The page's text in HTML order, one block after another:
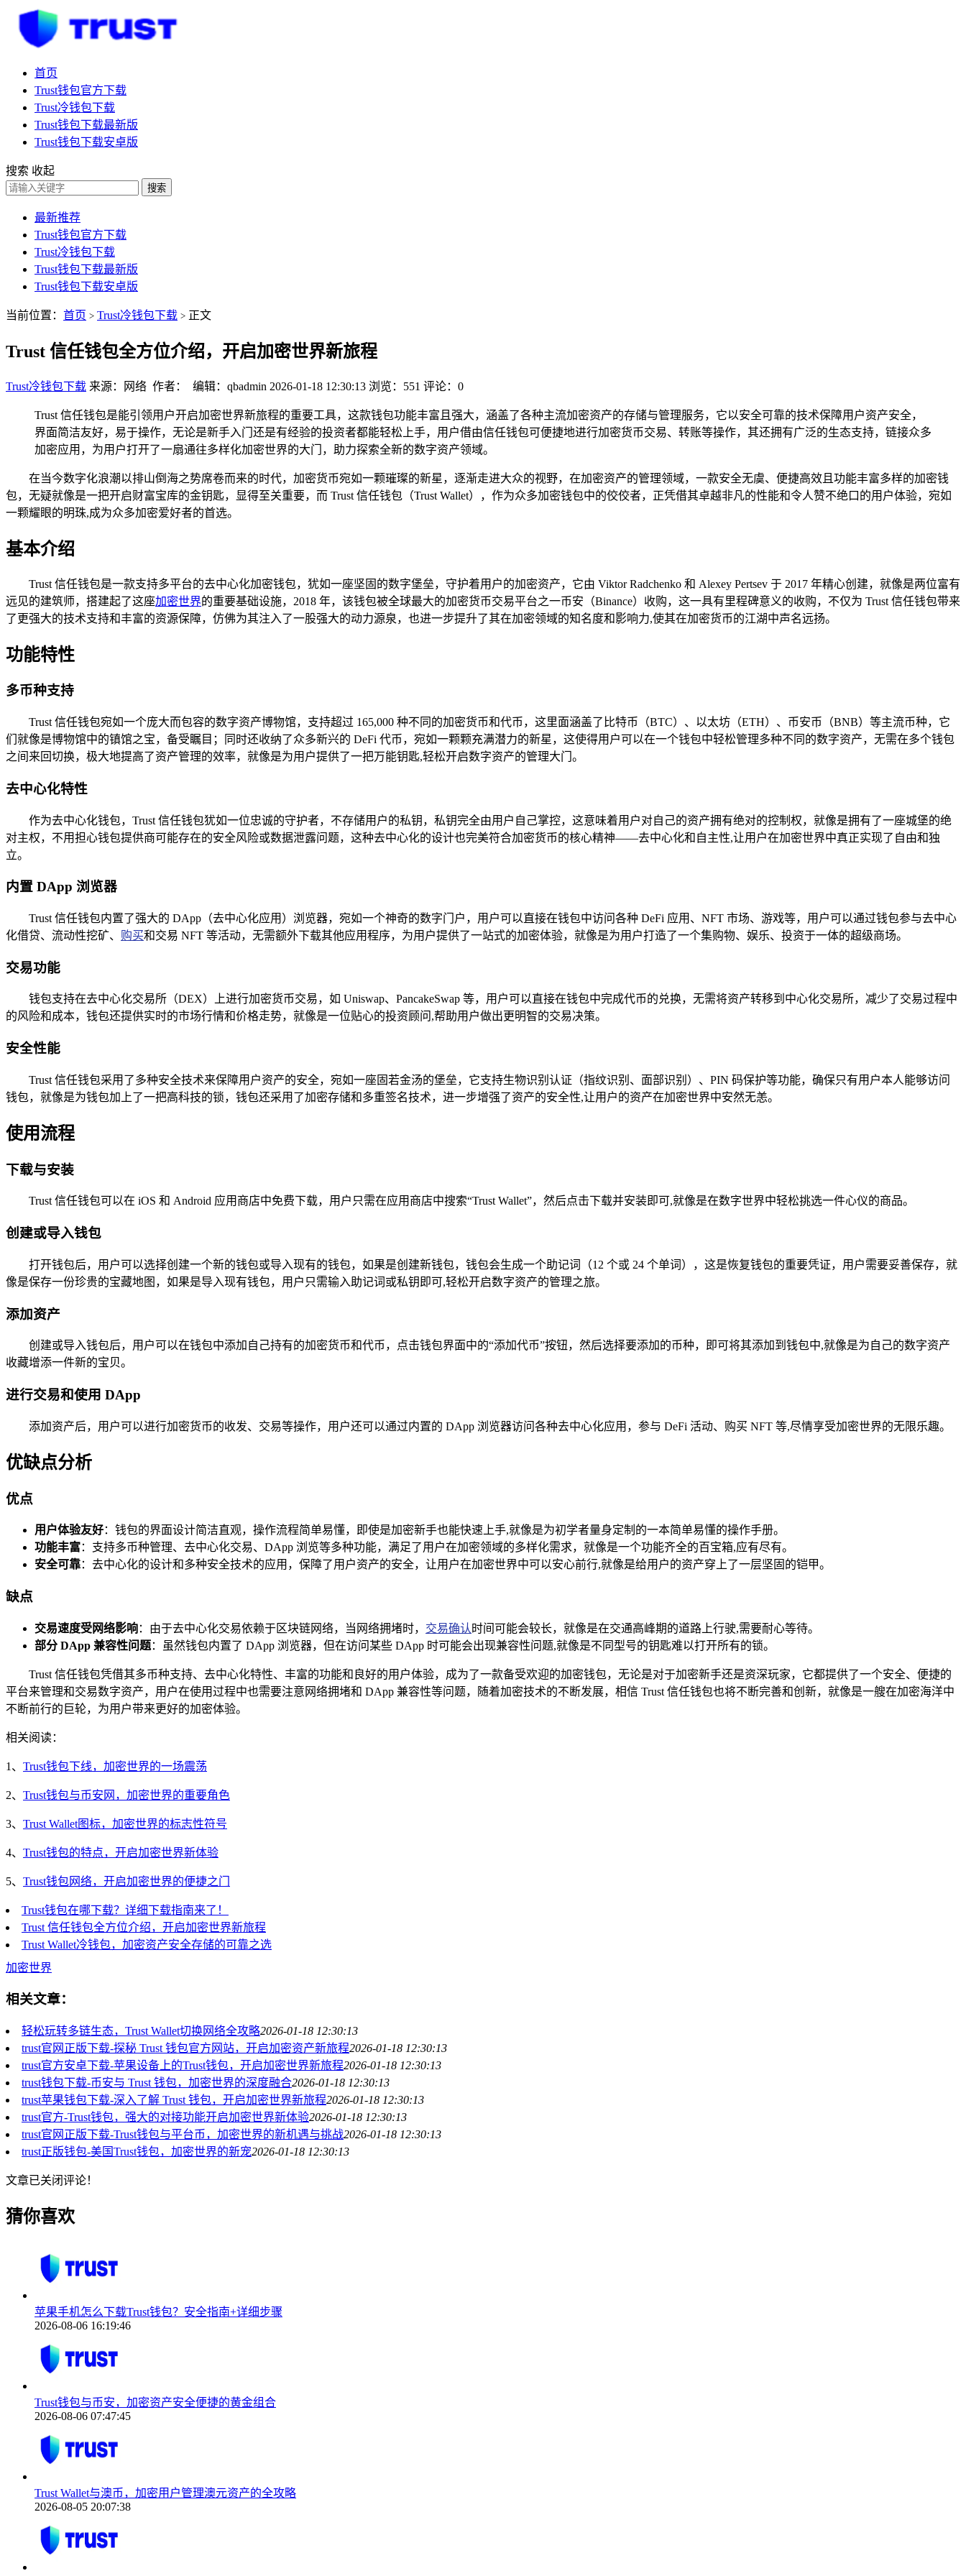
首页
Trust钱包官方下载
Trust冷钱包下载
Trust钱包下载最新版
Trust钱包下载安卓版
搜索 收起
搜索
最新推荐
Trust钱包官方下载
Trust冷钱包下载
Trust钱包下载最新版
Trust钱包下载安卓版
当前位置： 首页 > Trust冷钱包下载 > 正文
Trust 信任钱包全方位介绍，开启加密世界新旅程
Trust冷钱包下载 来源：网络 作者： 编辑：qbadmin 2026-01-18 12:30:13 浏览：551 评论：0
Trust 信任钱包是能引领用户开启加密世界新旅程的重要工具，这款钱包功能丰富且强大，涵盖了各种主流加密资产的存储与管理服务，它以安全可靠的技术保障用户资产安全，
界面简洁友好，易于操作，无论是新手入门还是有经验的投资者都能轻松上手，用户借由信任钱包可便捷地进行加密货币交易、转账等操作，其还拥有广泛的生态支持，链接众多
加密应用，为用户打开了一扇通往多样化加密世界的大门，助力探索全新的数字资产领域。
在当今数字化浪潮以排山倒海之势席卷而来的时代，加密货币宛如一颗璀璨的新星，逐渐走进大众的视野，在加密资产的管理领域，一款安全无虞、便捷高效且功能丰富多样的加密钱
包，无疑就像是一把开启财富宝库的金钥匙，显得至关重要，而 Trust 信任钱包（Trust Wallet），作为众多加密钱包中的佼佼者，正凭借其卓越非凡的性能和令人赞不绝口的用户体验，宛如
一颗耀眼的明珠,成为众多加密爱好者的首选。
基本介绍
Trust 信任钱包是一款支持多平台的去中心化加密钱包，犹如一座坚固的数字堡垒，守护着用户的加密资产，它由 Viktor Radchenko 和 Alexey Pertsev 于 2017 年精心创建，就像是两位富有
远见的建筑师，搭建起了这座加密世界的重要基础设施，2018 年，该钱包被全球最大的加密货币交易平台之一币安（Binance）收购，这一具有里程碑意义的收购，不仅为 Trust 信任钱包带来
了更强大的技术支持和丰富的资源保障，仿佛为其注入了一股强大的动力源泉，也进一步提升了其在加密领域的知名度和影响力,使其在加密货币的江湖中声名远扬。
功能特性
多币种支持
Trust 信任钱包宛如一个庞大而包容的数字资产博物馆，支持超过 165,000 种不同的加密货币和代币，这里面涵盖了比特币（BTC）、以太坊（ETH）、币安币（BNB）等主流币种，它
们就像是博物馆中的镇馆之宝，备受瞩目；同时还收纳了众多新兴的 DeFi 代币，宛如一颗颗充满潜力的新星，这使得用户可以在一个钱包中轻松管理多种不同的数字资产，无需在多个钱包
之间来回切换，极大地提高了资产管理的效率，就像是为用户提供了一把万能钥匙,轻松开启数字资产的管理大门。
去中心化特性
作为去中心化钱包，Trust 信任钱包犹如一位忠诚的守护者，不存储用户的私钥，私钥完全由用户自己掌控，这意味着用户对自己的资产拥有绝对的控制权，就像是拥有了一座城堡的绝
对主权，不用担心钱包提供商可能存在的安全风险或数据泄露问题，这种去中心化的设计也完美符合加密货币的核心精神——去中心化和自主性,让用户在加密世界中真正实现了自由和独
立。
内置 DApp 浏览器
Trust 信任钱包内置了强大的 DApp（去中心化应用）浏览器，宛如一个神奇的数字门户，用户可以直接在钱包中访问各种 DeFi 应用、NFT 市场、游戏等，用户可以通过钱包参与去中心
化借贷、流动性挖矿、 购买和交易 NFT 等活动，无需额外下载其他应用程序，为用户提供了一站式的加密体验，就像是为用户打造了一个集购物、娱乐、投资于一体的超级商场。
交易功能
钱包支持在去中心化交易所（DEX）上进行加密货币交易，如 Uniswap、PancakeSwap 等，用户可以直接在钱包中完成代币的兑换，无需将资产转移到中心化交易所，减少了交易过程中
的风险和成本，钱包还提供实时的市场行情和价格走势，就像是一位贴心的投资顾问,帮助用户做出更明智的交易决策。
安全性能
Trust 信任钱包采用了多种安全技术来保障用户资产的安全，宛如一座固若金汤的堡垒，它支持生物识别认证（指纹识别、面部识别）、PIN 码保护等功能，确保只有用户本人能够访问
钱包，就像是为钱包加上了一把高科技的锁，钱包还采用了加密存储和多重签名技术，进一步增强了资产的安全性,让用户的资产在加密世界中安然无恙。
使用流程
下载与安装
Trust 信任钱包可以在 iOS 和 Android 应用商店中免费下载，用户只需在应用商店中搜索“Trust Wallet”，然后点击下载并安装即可,就像是在数字世界中轻松挑选一件心仪的商品。
创建或导入钱包
打开钱包后，用户可以选择创建一个新的钱包或导入现有的钱包，如果是创建新钱包，钱包会生成一个助记词（12 个或 24 个单词），这是恢复钱包的重要凭证，用户需要妥善保存，就
像是保存一份珍贵的宝藏地图，如果是导入现有钱包，用户只需输入助记词或私钥即可,轻松开启数字资产的管理之旅。
添加资产
创建或导入钱包后，用户可以在钱包中添加自己持有的加密货币和代币，点击钱包界面中的“添加代币”按钮，然后选择要添加的币种，即可将其添加到钱包中,就像是为自己的数字资产
收藏增添一件新的宝贝。
进行交易和使用 DApp
添加资产后，用户可以进行加密货币的收发、交易等操作，用户还可以通过内置的 DApp 浏览器访问各种去中心化应用，参与 DeFi 活动、购买 NFT 等,尽情享受加密世界的无限乐趣。
优缺点分析
优点
用户体验友好：钱包的界面设计简洁直观，操作流程简单易懂，即使是加密新手也能快速上手,就像是为初学者量身定制的一本简单易懂的操作手册。
功能丰富：支持多币种管理、去中心化交易、DApp 浏览等多种功能，满足了用户在加密领域的多样化需求，就像是一个功能齐全的百宝箱,应有尽有。
安全可靠：去中心化的设计和多种安全技术的应用，保障了用户资产的安全，让用户在加密世界中可以安心前行,就像是给用户的资产穿上了一层坚固的铠甲。
缺点
交易速度受网络影响：由于去中心化交易依赖于区块链网络，当网络拥堵时， 交易确认 时间可能会较长，就像是在交通高峰期的道路上行驶,需要耐心等待。
部分 DApp 兼容性问题：虽然钱包内置了 DApp 浏览器，但在访问某些 DApp 时可能会出现兼容性问题,就像是不同型号的钥匙难以打开所有的锁。
Trust 信任钱包凭借其多币种支持、去中心化特性、丰富的功能和良好的用户体验，成为了一款备受欢迎的加密钱包，无论是对于加密新手还是资深玩家，它都提供了一个安全、便捷的
平台来管理和交易数字资产，用户在使用过程中也需要注意网络拥堵和 DApp 兼容性等问题，随着加密技术的不断发展，相信 Trust 信任钱包也将不断完善和创新，就像是一艘在加密海洋中
不断前行的巨轮，为用户带来更好的加密体验。
相关阅读：
1、 Trust钱包下线，加密世界的一场震荡
2、 Trust钱包与币安网，加密世界的重要角色
3、 Trust Wallet图标，加密世界的标志性符号
4、 Trust钱包的特点，开启加密世界新体验
5、 Trust钱包网络，开启加密世界的便捷之门
Trust钱包在哪下载？详细下载指南来了！
Trust 信任钱包全方位介绍，开启加密世界新旅程
Trust Wallet冷钱包，加密资产安全存储的可靠之选
加密世界
相关文章：
轻松玩转多链生态，Trust Wallet切换网络全攻略2026-01-18 12:30:13
trust官网正版下载-探秘 Trust 钱包官方网站，开启加密资产新旅程2026-01-18 12:30:13
trust官方安卓下载-苹果设备上的Trust钱包，开启加密世界新旅程2026-01-18 12:30:13
trust钱包下载-币安与 Trust 钱包，加密世界的深度融合2026-01-18 12:30:13
trust苹果钱包下载-深入了解 Trust 钱包，开启加密世界新旅程2026-01-18 12:30:13
trust官方-Trust钱包，强大的对接功能开启加密世界新体验2026-01-18 12:30:13
trust官网正版下载-Trust钱包与平台币，加密世界的新机遇与挑战2026-01-18 12:30:13
trust正版钱包-美国Trust钱包，加密世界的新宠2026-01-18 12:30:13
文章已关闭评论！
猜你喜欢
苹果手机怎么下载Trust钱包？安全指南+详细步骤
2026-08-06 16:19:46
Trust钱包与币安，加密资产安全便捷的黄金组合
2026-08-06 07:47:45
Trust Wallet与澳币，加密用户管理澳元资产的全攻略
2026-08-05 20:07:38